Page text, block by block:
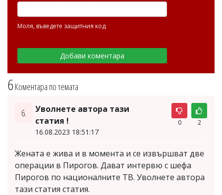
6Коментара по темата
6.
Уволнете автора тази
статия !
16.08.2023 18:51:17
0 2
Жената е жива и в момента и се извършват две
операции в Пирогов. Дават интервю с шефа
Пирогов по националните ТВ. Уволнете автора
тази статия статия.
Моля, въведете защитния код